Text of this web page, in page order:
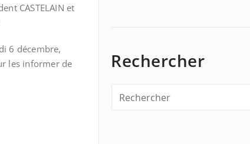
CASTELAIN et
6 décembre,
les informer de
Rechercher